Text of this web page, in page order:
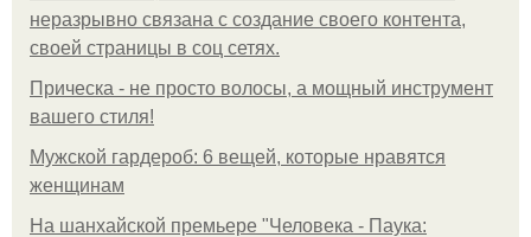
неразрывно связана с создание своего контента,
своей страницы в соц сетях.
Прическа - не просто волосы, а мощный инструмент
вашего стиля!
Мужской гардероб: 6 вещей, которые нравятся
женщинам
На шанхайской премьере "Человека - Паука: